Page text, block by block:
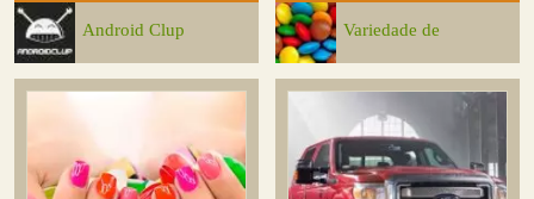
Android Clup Variedade de